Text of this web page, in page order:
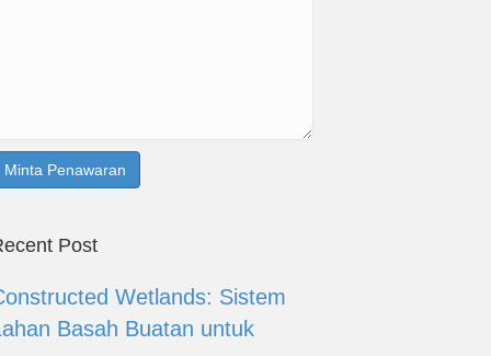
Post
Wetlands: Sistem
Basah Buatan untuk